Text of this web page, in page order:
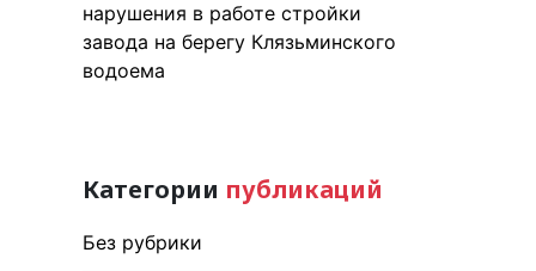
нарушения в работе стройки
завода на берегу Клязьминского
водоема
Категории публикаций
Без рубрики